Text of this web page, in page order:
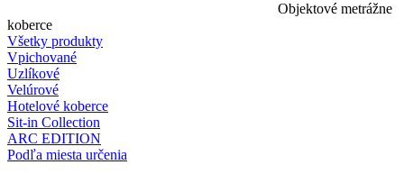
Objektové metrážne
koberce
Všetky produkty
Vpichované
Uzlíkové
Velúrové
Hotelové koberce
Sit-in Collection
ARC EDITION
Podľa miesta určenia